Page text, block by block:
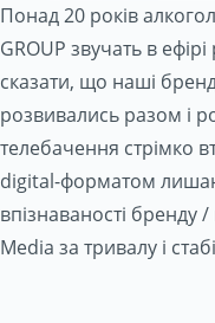
Понад 20 років
GROUP звучать в
сказати, що наші
розвивались разом і
телебачення стрімко
digital-форматом
впізнаваності бренду
Media за тривалу і